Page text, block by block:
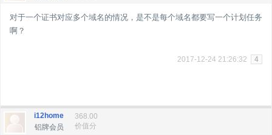
对于一个证书对应多个域名的情况，是不是每个域名都要写一个计划任务
啊？
2017-12-24 21:26:32 4
i12home
铝牌会员
368.00
价值分